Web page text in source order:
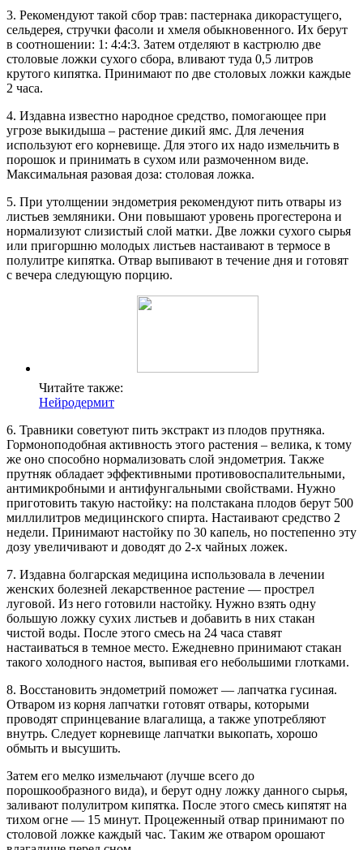
3. Рекомендуют такой сбор трав: пастернака дикорастущего,
сельдерея, стручки фасоли и хмеля обыкновенного. Их берут
в соотношении: 1: 4:4:3. Затем отделяют в кастрюлю две
столовые ложки сухого сбора, вливают туда 0,5 литров
крутого кипятка. Принимают по две столовых ложки каждые
2 часа.
4. Издавна известно народное средство, помогающее при
угрозе выкидыша – растение дикий ямс. Для лечения
используют его корневище. Для этого их надо измельчить в
порошок и принимать в сухом или размоченном виде.
Максимальная разовая доза: столовая ложка.
5. При утолщении эндометрия рекомендуют пить отвары из
листьев земляники. Они повышают уровень прогестерона и
нормализуют слизистый слой матки. Две ложки сухого сырья
или пригоршню молодых листьев настаивают в термосе в
полулитре кипятка. Отвар выпивают в течение дня и готовят
с вечера следующую порцию.
Читайте также:
Нейродермит
6. Травники советуют пить экстракт из плодов прутняка.
Гормоноподобная активность этого растения – велика, к тому
же оно способно нормализовать слой эндометрия. Также
прутняк обладает эффективными противовоспалительными,
антимикробными и антифунгальными свойствами. Нужно
приготовить такую настойку: на полстакана плодов берут 500
миллилитров медицинского спирта. Настаивают средство 2
недели. Принимают настойку по 30 капель, но постепенно эту
дозу увеличивают и доводят до 2-х чайных ложек.
7. Издавна болгарская медицина использовала в лечении
женских болезней лекарственное растение — прострел
луговой. Из него готовили настойку. Нужно взять одну
большую ложку сухих листьев и добавить в них стакан
чистой воды. После этого смесь на 24 часа ставят
настаиваться в темное место. Ежедневно принимают стакан
такого холодного настоя, выпивая его небольшими глотками.
8. Восстановить эндометрий поможет — лапчатка гусиная.
Отваром из корня лапчатки готовят отвары, которыми
проводят спринцевание влагалища, а также употребляют
внутрь. Следует корневище лапчатки выкопать, хорошо
обмыть и высушить.
Затем его мелко измельчают (лучше всего до
порошкообразного вида), и берут одну ложку данного сырья,
заливают полулитром кипятка. После этого смесь кипятят на
тихом огне — 15 минут. Процеженный отвар принимают по
столовой ложке каждый час. Таким же отваром орошают